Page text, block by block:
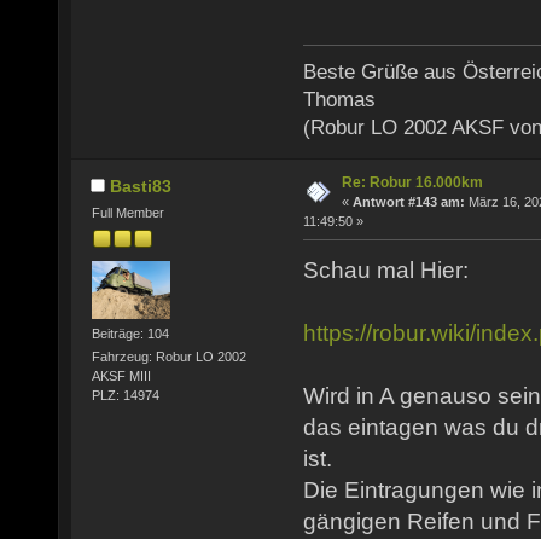
Beste Grüße aus
Thomas
(Robur LO 2002 AKSF
Basti83
Full Member
Beiträge: 104
Fahrzeug: Robur LO 2002
AKSF MIII
PLZ: 14974
Re: Robur 16.000km
« Antwort #143 am: März 16,
11:49:50 »
Schau mal Hier:
https://robur.wiki/
Wird in A genauso
das eintagen was du
ist.
Die Eintragungen wie
gängigen Reifen und